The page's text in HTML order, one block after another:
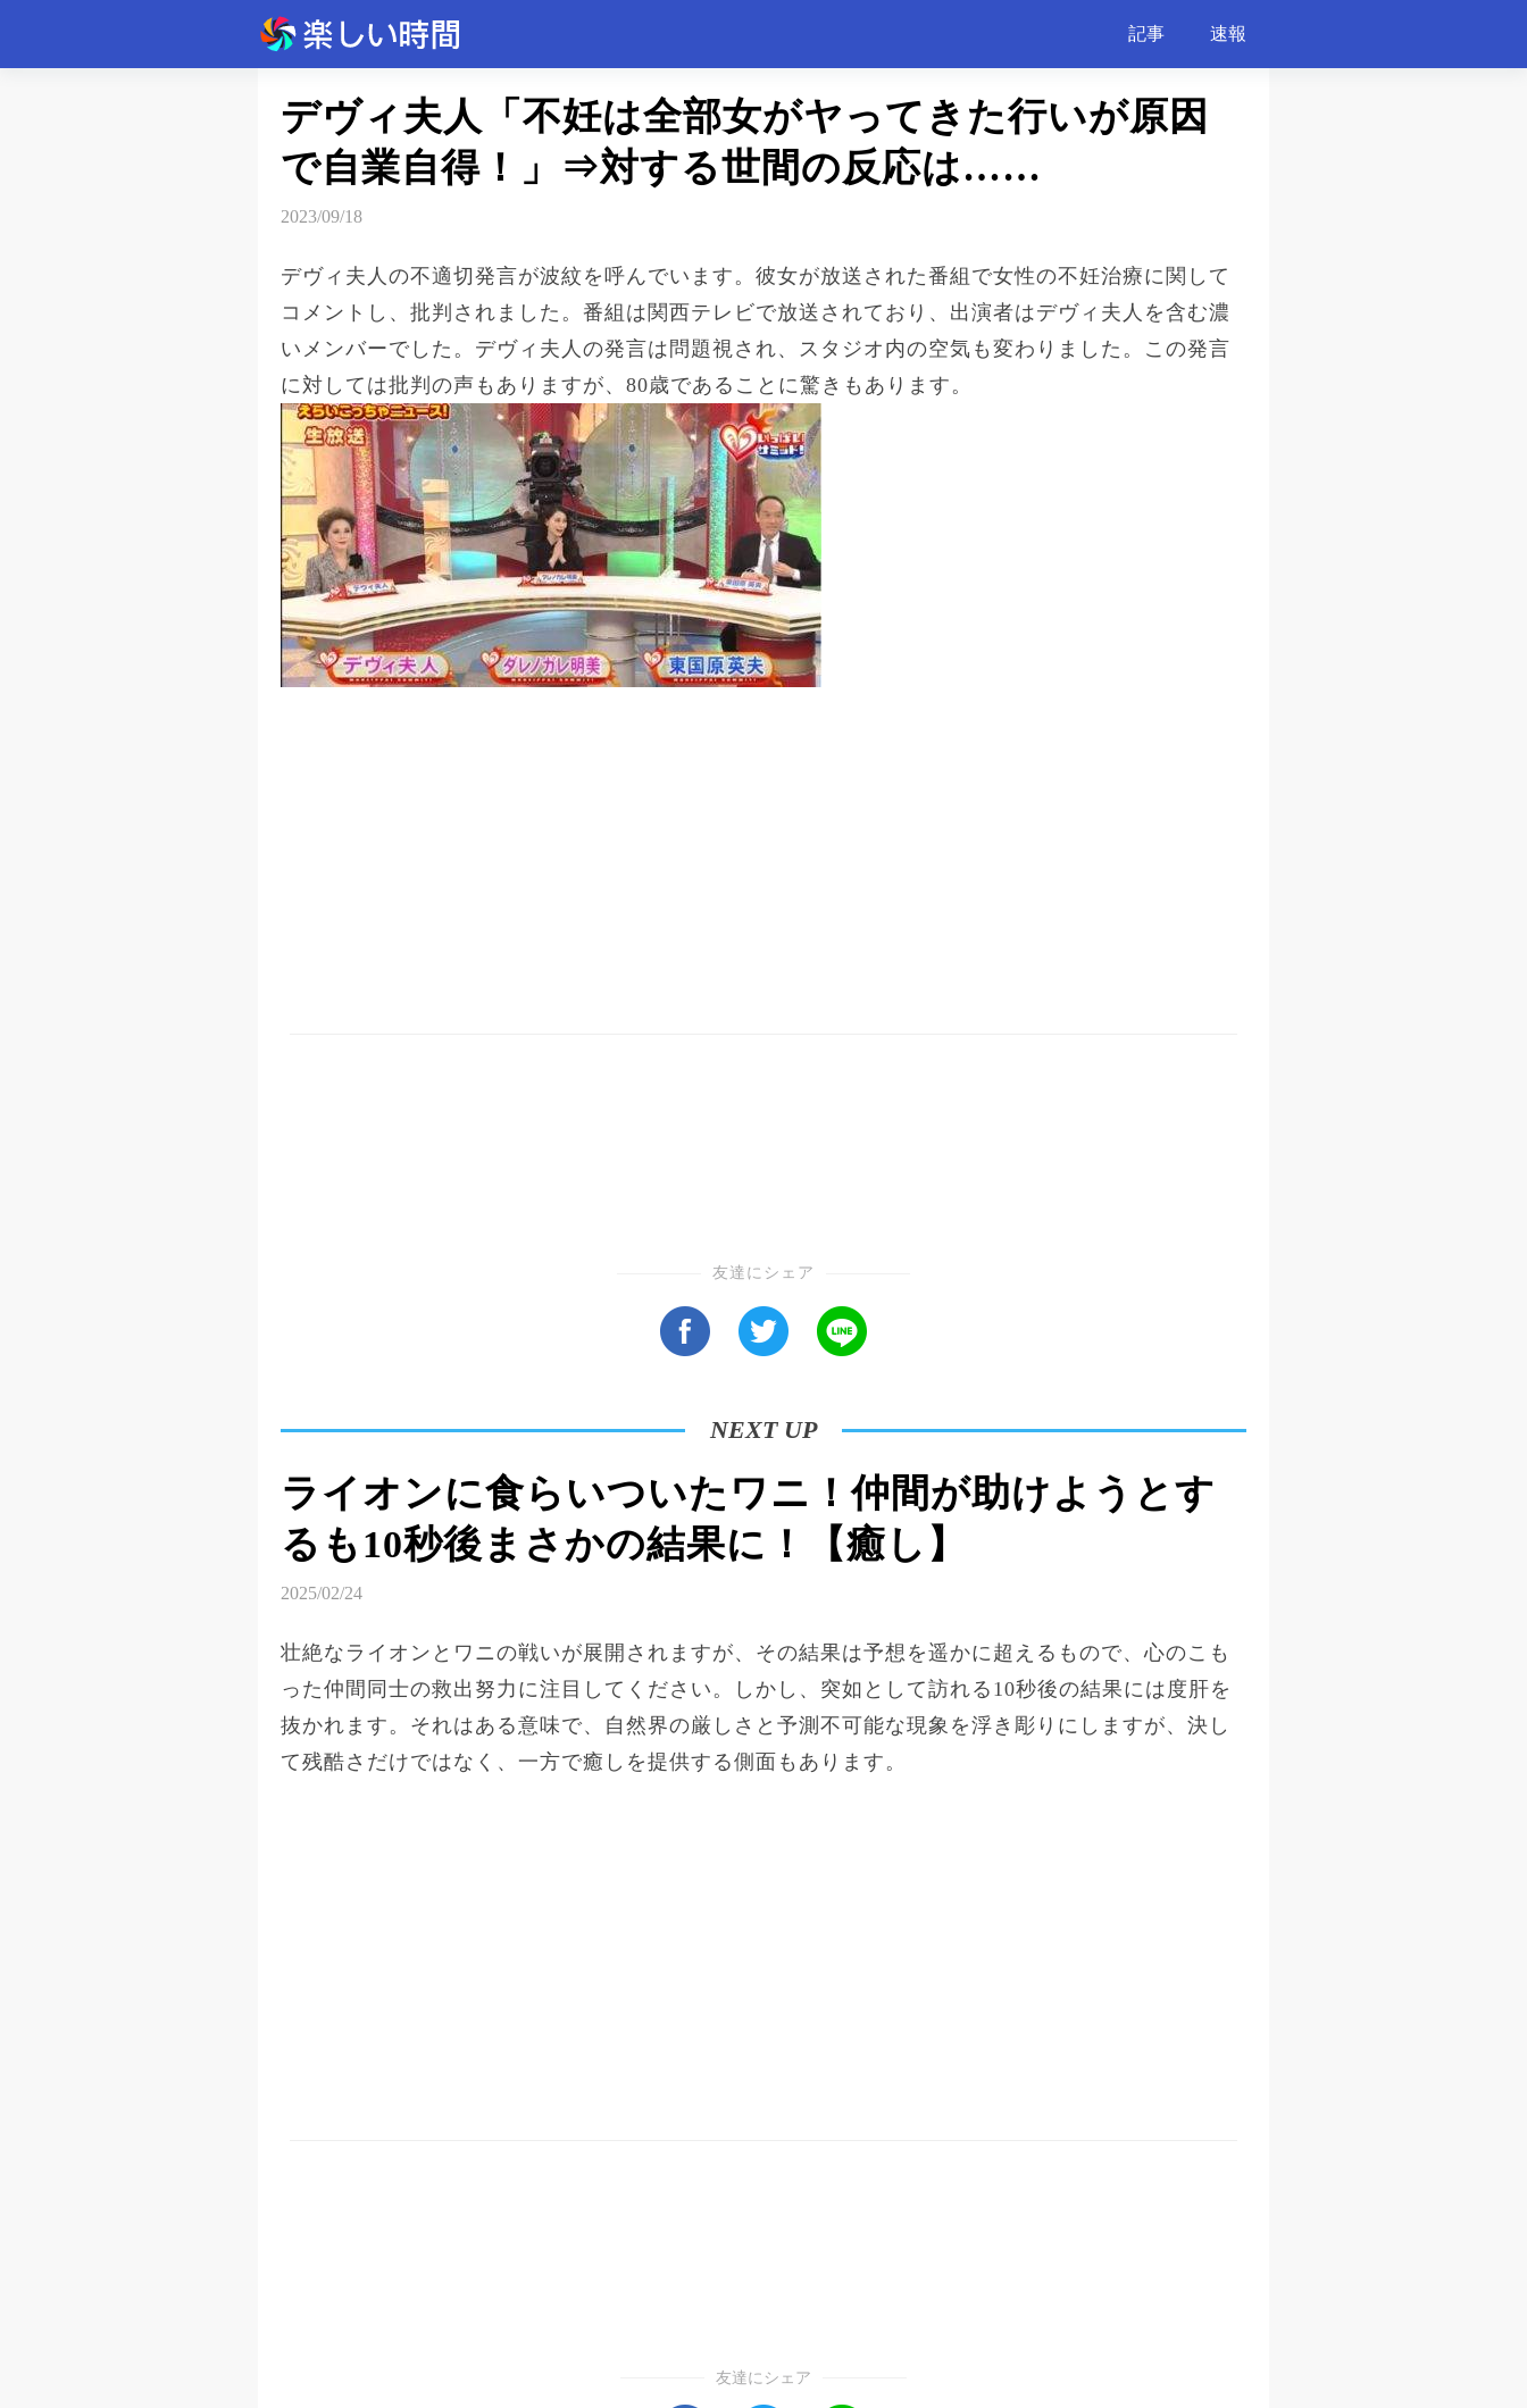
記事 速報
デヴィ夫人「不妊は全部女がヤってきた行いが原因
で自業自得！」⇒対する世間の反応は……
2023/09/18
デヴィ夫人の不適切発言が波紋を呼んでいます。彼女が放送された番組で女性の不妊治療に関して
コメントし、批判されました。番組は関西テレビで放送されており、出演者はデヴィ夫人を含む濃
いメンバーでした。デヴィ夫人の発言は問題視され、スタジオ内の空気も変わりました。この発言
に対しては批判の声もありますが、80歳であることに驚きもあります。
友達にシェア
NEXT UP
ライオンに食らいついたワニ！仲間が助けようとす
るも10秒後まさかの結果に！【癒し】
2025/02/24
壮絶なライオンとワニの戦いが展開されますが、その結果は予想を遥かに超えるもので、心のこも
った仲間同士の救出努力に注目してください。しかし、突如として訪れる10秒後の結果には度肝を
抜かれます。それはある意味で、自然界の厳しさと予測不可能な現象を浮き彫りにしますが、決し
て残酷さだけではなく、一方で癒しを提供する側面もあります。
友達にシェア
記事
速報